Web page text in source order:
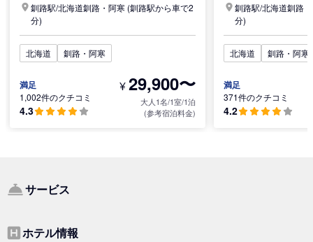
釧路駅/北海道釧路・阿寒 (釧路駅から車で2
分)
北海道 釧路・阿寒
満足
1,002件のクチコミ
4.3
¥29,900〜
大人1名/1室/1泊
(参考宿泊料金)
釧路駅/北海道釧路
分)
北海道 釧路・阿寒
満足
371件のクチコミ
4.2
サービス
ホテル情報